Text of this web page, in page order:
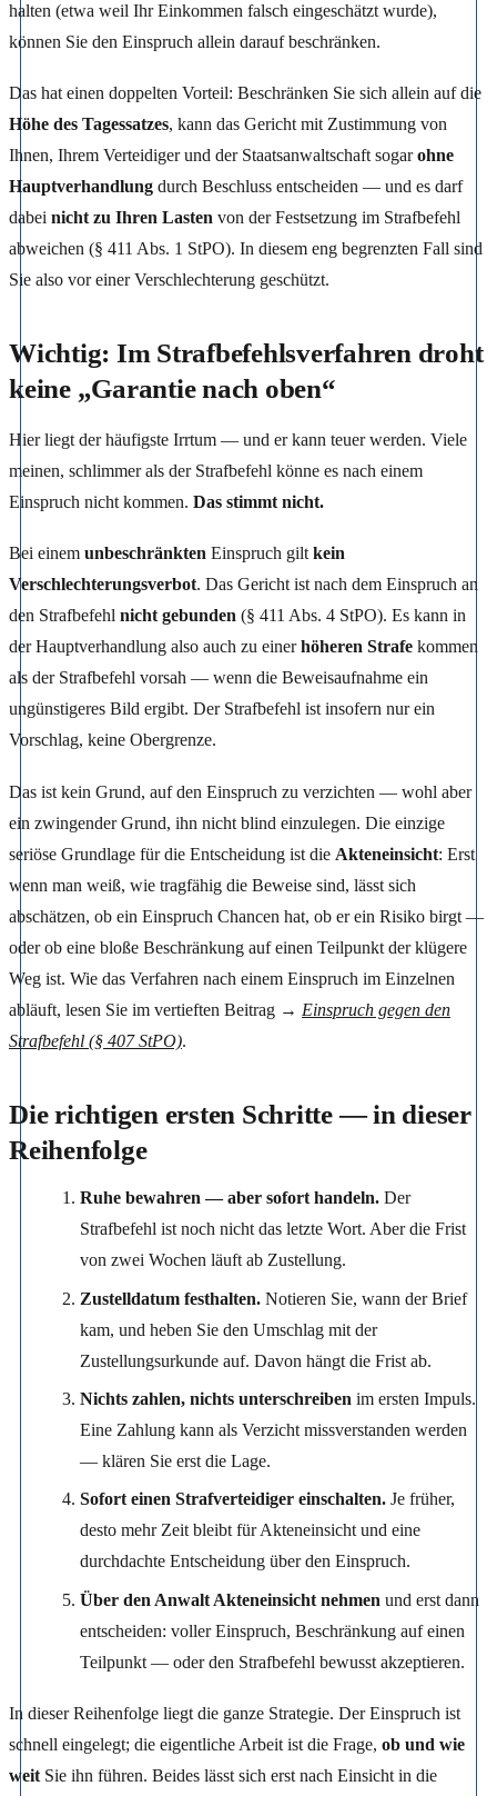
halten (etwa weil Ihr Einkommen falsch eingeschätzt wurde),
können Sie den Einspruch allein darauf beschränken.
Das hat einen doppelten Vorteil: Beschränken Sie sich allein auf die
Höhe des Tagessatzes, kann das Gericht mit Zustimmung von
Ihnen, Ihrem Verteidiger und der Staatsanwaltschaft sogarohne
Hauptverhandlung durch Beschluss entscheiden — und es darf
dabei nicht zu Ihren Lasten von der Festsetzung im Strafbefehl
abweichen (§ 411 Abs. 1 StPO). In diesem eng begrenzten Fall sind
Sie also vor einer Verschlechterung geschützt.
Wichtig: Im Strafbefehlsverfahren droht
keine „Garantie nach oben“
Hier liegt der häufigste Irrtum — und er kann teuer werden. Viele
meinen, schlimmer als der Strafbefehl könne es nach einem
Einspruch nicht kommen. Das stimmt nicht.
Bei einem unbeschränkten Einspruch gilt kein
Verschlechterungsverbot. Das Gericht ist nach dem Einspruch an
den Strafbefehl nicht gebunden (§ 411 Abs. 4 StPO). Es kann in
der Hauptverhandlung also auch zu einerhöheren Strafe kommen
als der Strafbefehl vorsah — wenn die Beweisaufnahme ein
ungünstigeres Bild ergibt. Der Strafbefehl ist insofern nur ein
Vorschlag, keine Obergrenze.
Das ist kein Grund, auf den Einspruch zu verzichten — wohl aber
ein zwingender Grund, ihn nicht blind einzulegen. Die einzige
seriöse Grundlage für die Entscheidung ist die Akteneinsicht: Erst
wenn man weiß, wie tragfähig die Beweise sind, lässt sich
abschätzen, ob ein Einspruch Chancen hat, ob er ein Risiko birgt —
oder ob eine bloße Beschränkung auf einen Teilpunkt der klügere
Weg ist. Wie das Verfahren nach einem Einspruch im Einzelnen
abläuft, lesen Sie im vertieften Beitrag → Einspruch gegen den
Strafbefehl (§ 407 StPO).
Die richtigen ersten Schritte — in dieser
Reihenfolge
Ruhe bewahren — aber sofort handeln. Der
Strafbefehl ist noch nicht das letzte Wort. Aber die Frist
von zwei Wochen läuft ab Zustellung.
Zustelldatum festhalten. Notieren Sie, wann der Brief
kam, und heben Sie den Umschlag mit der
Zustellungsurkunde auf. Davon hängt die Frist ab.
Nichts zahlen, nichts unterschreiben im ersten Impuls.
Eine Zahlung kann als Verzicht missverstanden werden
— klären Sie erst die Lage.
Sofort einen Strafverteidiger einschalten. Je früher,
desto mehr Zeit bleibt für Akteneinsicht und eine
durchdachte Entscheidung über den Einspruch.
Über den Anwalt Akteneinsicht nehmen und erst dann
entscheiden: voller Einspruch, Beschränkung auf einen
Teilpunkt — oder den Strafbefehl bewusst akzeptieren.
In dieser Reihenfolge liegt die ganze Strategie. Der Einspruch ist
schnell eingelegt; die eigentliche Arbeit ist die Frage, ob und wie
weit Sie ihn führen. Beides lässt sich erst nach Einsicht in die